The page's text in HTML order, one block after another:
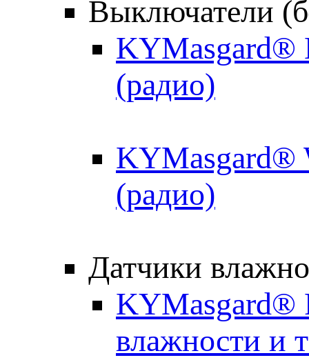
Выключатели
KYMasgard®
(радио)
KYMasgard®
(радио)
Датчики
KYMasgard®
влажности и